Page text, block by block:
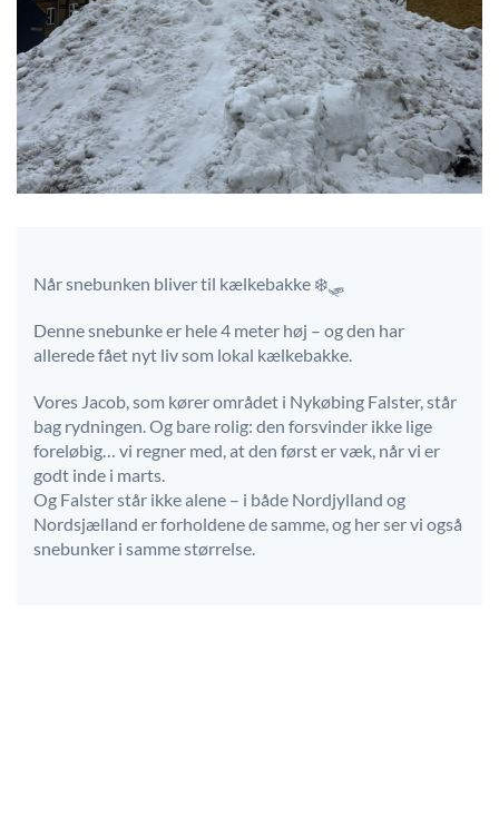
Når snebunken bliver til kælkebakke ❄️🛷
Denne snebunke er hele 4 meter høj – og den har
allerede fået nyt liv som lokal kælkebakke.
Vores Jacob, som kører området i Nykøbing Falster, står
bag rydningen. Og bare rolig: den forsvinder ikke lige
foreløbig… vi regner med, at den først er væk, når vi er
godt inde i marts.
Og Falster står ikke alene – i både Nordjylland og
Nordsjælland er forholdene de samme, og her ser vi også
snebunker i samme størrelse.